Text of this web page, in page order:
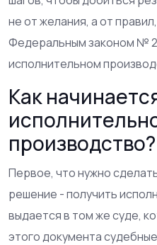
не от желания, а от
Федеральным законом №
исполнительном
Как
производство?
Первое, что нужно
решение - получить
выдается в том же суде,
этого документа